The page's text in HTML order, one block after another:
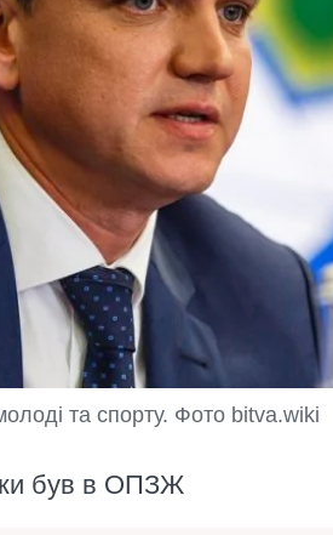
та спорту. Фото bitva.wiki
був в ОПЗЖ